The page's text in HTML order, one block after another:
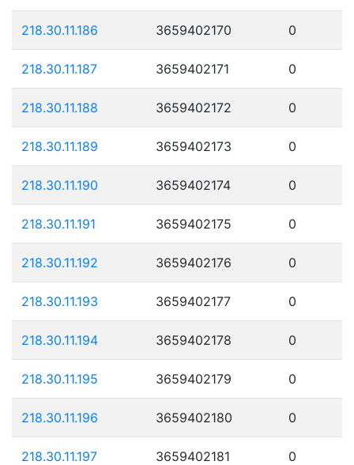
218.30.11.186 3659402170 0
218.30.11.187 3659402171 0
218.30.11.188 3659402172 0
218.30.11.189 3659402173 0
218.30.11.190 3659402174 0
218.30.11.191 3659402175 0
218.30.11.192 3659402176 0
218.30.11.193 3659402177 0
218.30.11.194 3659402178 0
218.30.11.195 3659402179 0
218.30.11.196 3659402180 0
218.30.11.197 3659402181 0